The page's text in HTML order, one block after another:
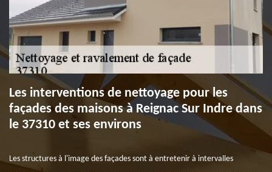
Les interventions de nettoyage pour les
façades des maisons à Reignac Sur Indre dans
le 37310 et ses environs
Les structures à l'image des façades sont à entretenir à intervalles